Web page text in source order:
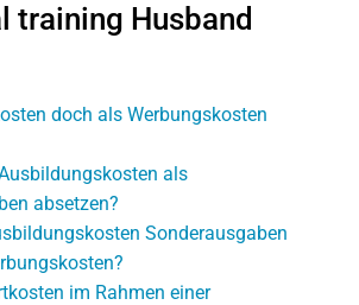
training Husband
doch als Werbungskosten
als
absetzen?
Sonderausgaben
im Rahmen einer